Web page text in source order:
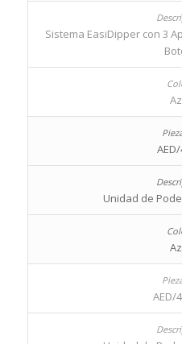
Sistema EasiDipper con 3
Unidad de
AED/